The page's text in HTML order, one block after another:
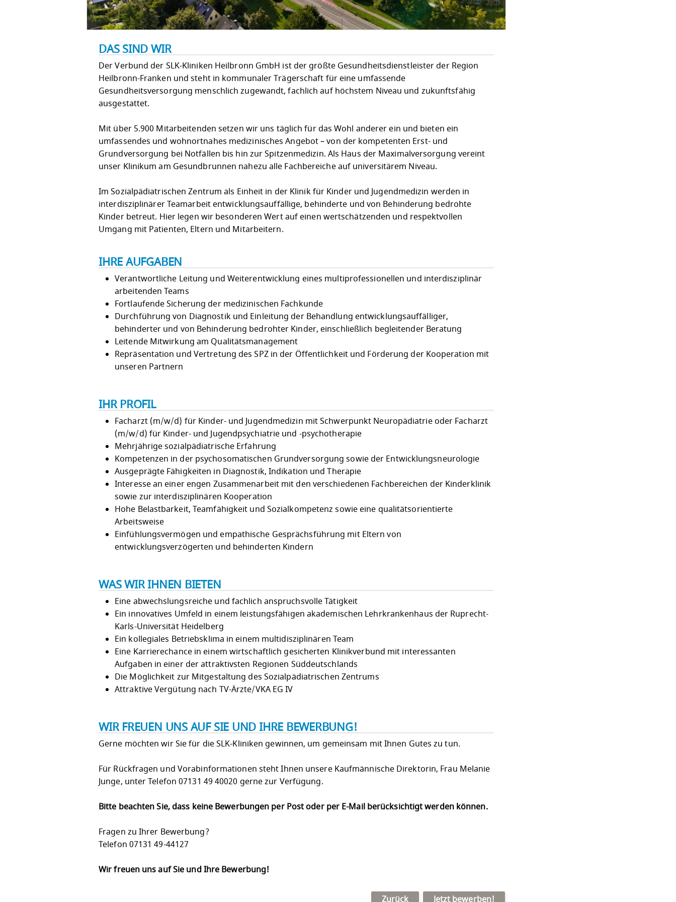
DAS SIND WIR
Der Verbund der SLK-Kliniken Heilbronn GmbH ist der größte Gesundheitsdienstleister der Region
Heilbronn-Franken und steht in kommunaler Trägerschaft für eine umfassende
Gesundheitsversorgung menschlich zugewandt, fachlich auf höchstem Niveau und zukunftsfähig
ausgestattet.
Mit über 5.900 Mitarbeitenden setzen wir uns täglich für das Wohl anderer ein und bieten ein
umfassendes und wohnortnahes medizinisches Angebot – von der kompetenten Erst- und
Grundversorgung bei Notfällen bis hin zur Spitzenmedizin. Als Haus der Maximalversorgung vereint
unser Klinikum am Gesundbrunnen nahezu alle Fachbereiche auf universitärem Niveau.
Im Sozialpädiatrischen Zentrum als Einheit in der Klinik für Kinder und Jugendmedizin werden in
interdisziplinärer Teamarbeit entwicklungsauffällige, behinderte und von Behinderung bedrohte
Kinder betreut. Hier legen wir besonderen Wert auf einen wertschätzenden und respektvollen
Umgang mit Patienten, Eltern und Mitarbeitern.
IHRE AUFGABEN
Verantwortliche Leitung und Weiterentwicklung eines multiprofessionellen und interdisziplinär
arbeitenden Teams
Fortlaufende Sicherung der medizinischen Fachkunde
Durchführung von Diagnostik und Einleitung der Behandlung entwicklungsauffälliger,
behinderter und von Behinderung bedrohter Kinder, einschließlich begleitender Beratung
Leitende Mitwirkung am Qualitätsmanagement
Repräsentation und Vertretung des SPZ in der Öffentlichkeit und Förderung der Kooperation mit
unseren Partnern
IHR PROFIL
Facharzt (m/w/d) für Kinder- und Jugendmedizin mit Schwerpunkt Neuropädiatrie oder Facharzt
(m/w/d) für Kinder- und Jugendpsychiatrie und -psychotherapie
Mehrjährige sozialpädiatrische Erfahrung
Kompetenzen in der psychosomatischen Grundversorgung sowie der Entwicklungsneurologie
Ausgeprägte Fähigkeiten in Diagnostik, Indikation und Therapie
Interesse an einer engen Zusammenarbeit mit den verschiedenen Fachbereichen der Kinderklinik
sowie zur interdisziplinären Kooperation
Hohe Belastbarkeit, Teamfähigkeit und Sozialkompetenz sowie eine qualitätsorientierte
Arbeitsweise
Einfühlungsvermögen und empathische Gesprächsführung mit Eltern von
entwicklungsverzögerten und behinderten Kindern
WAS WIR IHNEN BIETEN
Eine abwechslungsreiche und fachlich anspruchsvolle Tätigkeit
Ein innovatives Umfeld in einem leistungsfähigen akademischen Lehrkrankenhaus der Ruprecht-
Karls-Universität Heidelberg
Ein kollegiales Betriebsklima in einem multidisziplinären Team
Eine Karrierechance in einem wirtschaftlich gesicherten Klinikverbund mit interessanten
Aufgaben in einer der attraktivsten Regionen Süddeutschlands
Die Möglichkeit zur Mitgestaltung des Sozialpädiatrischen Zentrums
Attraktive Vergütung nach TV-Ärzte/VKA EG IV
WIR FREUEN UNS AUF SIE UND IHRE BEWERBUNG!
Gerne möchten wir Sie für die SLK-Kliniken gewinnen, um gemeinsam mit Ihnen Gutes zu tun.
Für Rückfragen und Vorabinformationen steht Ihnen unsere Kaufmännische Direktorin, Frau Melanie
Junge, unter Telefon 07131 49 40020 gerne zur Verfügung.
Bitte beachten Sie, dass keine Bewerbungen per Post oder per E-Mail berücksichtigt werden können.
Fragen zu Ihrer Bewerbung?
Telefon 07131 49-44127
Wir freuen uns auf Sie und Ihre Bewerbung!
Zurück Jetzt bewerben!